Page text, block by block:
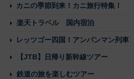
カニの季節到来！カニ旅行特集！
楽天トラベル 国内宿泊
レッツゴー四国！アンパンマン列車
【JTB】日帰り新幹線ツアー
鉄道の旅を楽しむツアー